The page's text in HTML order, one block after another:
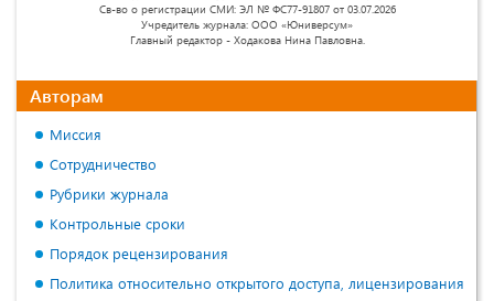
Св-во о регистрации СМИ: ЭЛ № ФС77-91807 от 03.07.2026
Учредитель журнала: ООО «Юниверсум»
Главный редактор - Ходакова Нина Павловна.
Авторам
Миссия
Сотрудничество
Рубрики журнала
Контрольные сроки
Порядок рецензирования
Политика относительно открытого доступа, лицензирования